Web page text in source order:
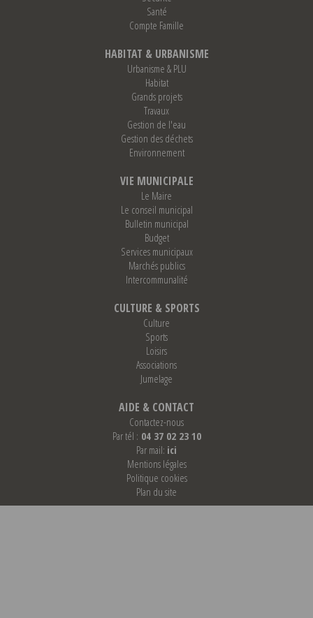
Santé
Compte Famille
HABITAT & URBANISME
Urbanisme & PLU
Habitat
Grands projets
Travaux
Gestion de l'eau
Gestion des déchets
Environnement
VIE MUNICIPALE
Le Maire
Le conseil municipal
Bulletin municipal
Budget
Services municipaux
Marchés publics
Intercommunalité
CULTURE & SPORTS
Culture
Sports
Loisirs
Associations
Jumelage
AIDE & CONTACT
Contactez-nous
Par tél : 04 37 02 23 10
Par mail: ici
Mentions légales
Politique cookies
Plan du site